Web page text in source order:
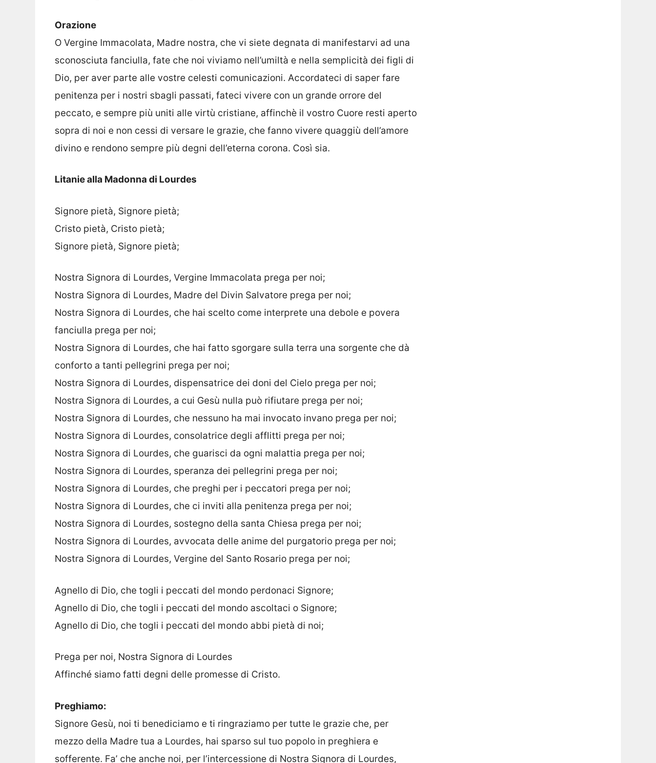
Orazione
O Vergine Immacolata, Madre nostra, che vi siete degnata di manifestarvi ad una
sconosciuta fanciulla, fate che noi viviamo nell’umiltà e nella semplicità dei figli di
Dio, per aver parte alle vostre celesti comunicazioni. Accordateci di saper fare
penitenza per i nostri sbagli passati, fateci vivere con un grande orrore del
peccato, e sempre più uniti alle virtù cristiane, affinchè il vostro Cuore resti aperto
sopra di noi e non cessi di versare le grazie, che fanno vivere quaggiù dell’amore
divino e rendono sempre più degni dell’eterna corona. Così sia.
Litanie alla Madonna di Lourdes
Signore pietà, Signore pietà;
Cristo pietà, Cristo pietà;
Signore pietà, Signore pietà;
Nostra Signora di Lourdes, Vergine Immacolata prega per noi;
Nostra Signora di Lourdes, Madre del Divin Salvatore prega per noi;
Nostra Signora di Lourdes, che hai scelto come interprete una debole e povera
fanciulla prega per noi;
Nostra Signora di Lourdes, che hai fatto sgorgare sulla terra una sorgente che dà
conforto a tanti pellegrini prega per noi;
Nostra Signora di Lourdes, dispensatrice dei doni del Cielo prega per noi;
Nostra Signora di Lourdes, a cui Gesù nulla può rifiutare prega per noi;
Nostra Signora di Lourdes, che nessuno ha mai invocato invano prega per noi;
Nostra Signora di Lourdes, consolatrice degli afflitti prega per noi;
Nostra Signora di Lourdes, che guarisci da ogni malattia prega per noi;
Nostra Signora di Lourdes, speranza dei pellegrini prega per noi;
Nostra Signora di Lourdes, che preghi per i peccatori prega per noi;
Nostra Signora di Lourdes, che ci inviti alla penitenza prega per noi;
Nostra Signora di Lourdes, sostegno della santa Chiesa prega per noi;
Nostra Signora di Lourdes, avvocata delle anime del purgatorio prega per noi;
Nostra Signora di Lourdes, Vergine del Santo Rosario prega per noi;
Agnello di Dio, che togli i peccati del mondo perdonaci Signore;
Agnello di Dio, che togli i peccati del mondo ascoltaci o Signore;
Agnello di Dio, che togli i peccati del mondo abbi pietà di noi;
Prega per noi, Nostra Signora di Lourdes
Affinché siamo fatti degni delle promesse di Cristo.
Preghiamo:
Signore Gesù, noi ti benediciamo e ti ringraziamo per tutte le grazie che, per
mezzo della Madre tua a Lourdes, hai sparso sul tuo popolo in preghiera e
sofferente. Fa’ che anche noi, per l’intercessione di Nostra Signora di Lourdes,